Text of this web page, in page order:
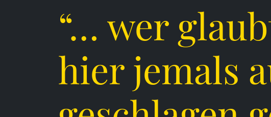
“… wer
hier jemals